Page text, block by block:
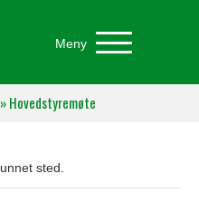
Meny
Hovedstyremøte
sted.